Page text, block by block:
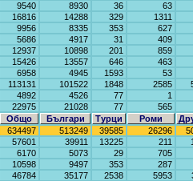
9540 8930 36
63
16816 14288 329
1311
9956 8335 353
627
5686 4917 31
409
12937 10898 201
859
15426 13557 646
463
6958 4945 1593
53
113131 101522 1848 2585
4892 4526 77
1
22975 21028 77
565
Общо
Българи Турци Роми
634497 513249 39585 26296
57601 39911 13225 211
6170 5073 29
705
10598 9497 353
287
46784 35177 2538 5953